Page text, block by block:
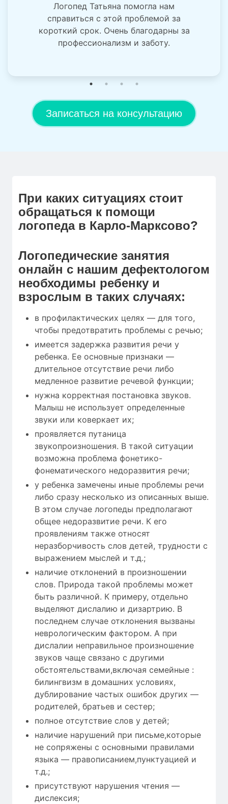
Логопед Татьяна помогла нам
справиться с этой проблемой за
короткий срок. Очень благодарны за
профессионализм и заботу.
Записаться на консультацию
При каких ситуациях стоит
обращаться к помощи
логопеда в Карло-Марксово?
Логопедические занятия
онлайн с нашим дефектологом
необходимы ребенку и
взрослым в таких случаях:
в профилактических целях — для того,
чтобы предотвратить проблемы с речью;
имеется задержка развития речи у
ребенка. Ее основные признаки —
длительное отсутствие речи либо
медленное развитие речевой функции;
нужна корректная постановка звуков.
Малыш не использует определенные
звуки или коверкает их;
проявляется путаница
звукопроизношения. В такой ситуации
возможна проблема фонетико-
фонематического недоразвития речи;
у ребенка замечены иные проблемы речи
либо сразу несколько из описанных выше.
В этом случае логопеды предполагают
общее недоразвитие речи. К его
проявлениям также относят
неразборчивость слов детей, трудности с
выражением мыслей и т.д.;
наличие отклонений в произношении
слов. Природа такой проблемы может
быть различной. К примеру, отдельно
выделяют дислалию и дизартрию. В
последнем случае отклонения вызваны
неврологическим фактором. А при
дислалии неправильное произношение
звуков чаще связано с другими
обстоятельствами,включая семейные :
билингвизм в домашних условиях,
дублирование частых ошибок других —
родителей, братьев и сестер;
полное отсутствие слов у детей;
наличие нарушений при письме,которые
не сопряжены с основными правилами
языка — правописанием,пунктуацией и
т.д.;
присутствуют нарушения чтения —
дислексия;